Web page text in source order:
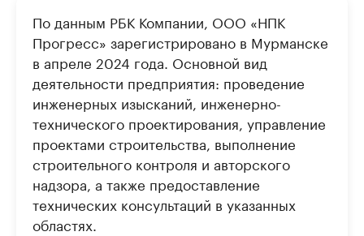
По данным РБК Компании, ООО «НПК
Прогресс» зарегистрировано в Мурманске
в апреле 2024 года. Основной вид
деятельности предприятия: проведение
инженерных изысканий, инженерно-
технического проектирования, управление
проектами строительства, выполнение
строительного контроля и авторского
надзора, а также предоставление
технических консультаций в указанных
областях.